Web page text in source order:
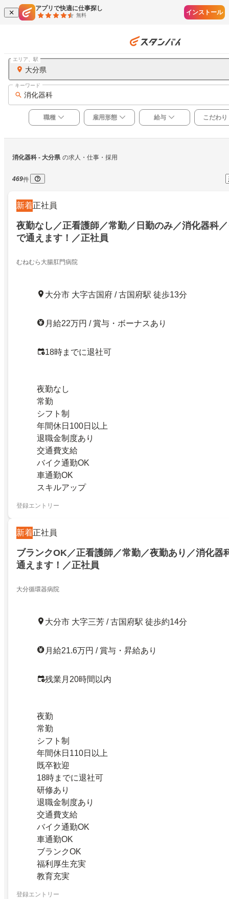
アプリで快適に仕事探し
無料 インストール
大分県
エリア、駅
消化器科
キーワード
職種 雇用形態 給与 こだわり
消化器科 - 大分県 の求人・仕事・採用
469件
新着正社員
夜勤なし／正看護師／常勤／日勤のみ／消化器科
で通えます！／正社員
むねむら大腸肛門病院
大分市 大字古国府 / 古国府駅 徒歩13分
月給22万円 / 賞与・ボーナスあり
18時までに退社可
夜勤なし
常勤
シフト制
年間休日100日以上
退職金制度あり
交通費支給
バイク通勤OK
車通勤OK
スキルアップ
登録エントリー
新着正社員
ブランクOK／正看護師／常勤／夜勤あり／消化器
通えます！／正社員
大分循環器病院
大分市 大字三芳 / 古国府駅 徒歩約14分
月給21.6万円 / 賞与・昇給あり
残業月20時間以内
夜勤
常勤
シフト制
年間休日110日以上
既卒歓迎
18時までに退社可
研修あり
退職金制度あり
交通費支給
バイク通勤OK
車通勤OK
ブランクOK
福利厚生充実
教育充実
登録エントリー